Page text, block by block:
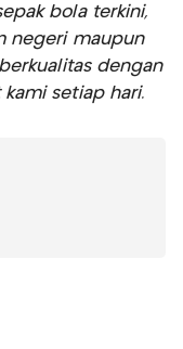
bola terkini,
negeri maupun
dengan
setiap hari.